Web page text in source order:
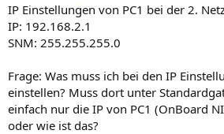
IP Einstellungen von PC1 bei der 2.
IP: 192.168.2.1
SNM: 255.255.255.0
Frage: Was muss ich bei den IP
einstellen? Muss dort unter
einfach nur die IP von PC1 (OnBoard
oder wie ist das?